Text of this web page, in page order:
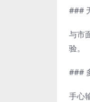
###
与市
验。
###
手心